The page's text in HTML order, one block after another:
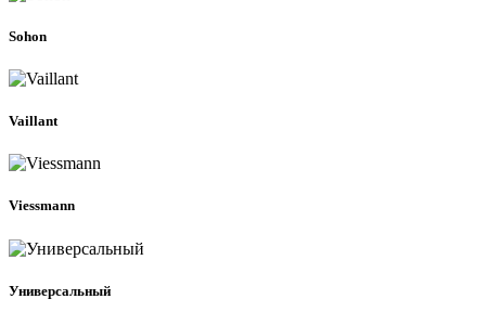
Sohon
Vaillant
Viessmann
Универсальный